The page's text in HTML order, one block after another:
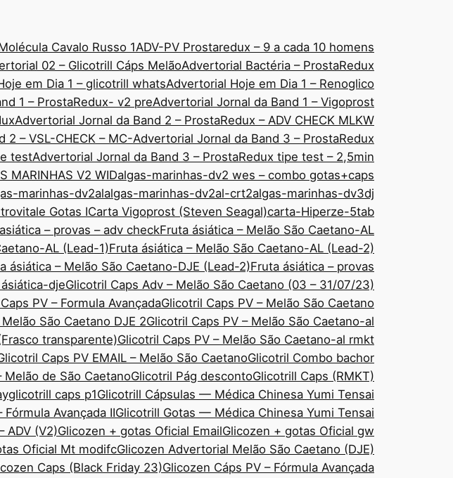
Cavalo Russo 1ADV-PV Prostaredux – 9 a cada 10 homens
02 – Glicotrill Cáps MelãoAdvertorial Bactéria – ProstaRedux
em Dia 1 – glicotrill whatsAdvertorial Hoje em Dia 1 – Renoglico
1 – ProstaRedux- v2 preAdvertorial Jornal da Band 1 – Vigoprost
Advertorial Jornal da Band 2 – ProstaRedux – ADV CHECK MLKW
2 – VSL-CHECK – MC-Advertorial Jornal da Band 3 – ProstaRedux
testAdvertorial Jornal da Band 3 – ProstaRedux tipe test – 2,5min
MARINHAS V2 WIDalgas-marinhas-dv2 wes – combo gotas+caps
marinhas-dv2alalgas-marinhas-dv2al-crt2algas-marinhas-dv3dj
Gotas ICarta Vigoprost (Steven Seagal)carta-Hiperze-5tab
– provas – adv checkFruta ásiática – Melão São Caetano-AL
AL (Lead-1)Fruta ásiática – Melão São Caetano-AL (Lead-2)
ásiática – Melão São Caetano-DJE (Lead-2)Fruta ásiática – provas
djeGlicotril Caps Adv – Melão São Caetano (03 – 31/07/23)
PV – Formula AvançadaGlicotril Caps PV – Melão São Caetano
São Caetano DJE 2Glicotril Caps PV – Melão São Caetano-al
transparente)Glicotril Caps PV – Melão São Caetano-al rmkt
Caps PV EMAIL – Melão São CaetanoGlicotril Combo bachor
Melão de São CaetanoGlicotril Pág descontoGlicotrill Caps (RMKT)
glicotrill caps p1Glicotrill Cápsulas — Médica Chinesa Yumi Tensai
Fórmula Avançada IIGlicotrill Gotas — Médica Chinesa Yumi Tensai
ADV (V2)Glicozen + gotas Oficial EmailGlicozen + gotas Oficial gw
Oficial Mt modifcGlicozen Advertorial Melão São Caetano (DJE)
Caps (Black Friday 23)Glicozen Cáps PV – Fórmula Avançada